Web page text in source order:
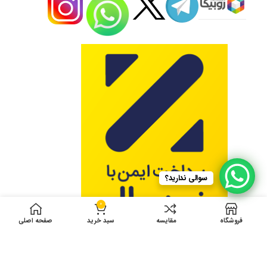
سوالی ندارید؟
فروشگاه مقایسه
0
سبد خرید صفحه اصلی